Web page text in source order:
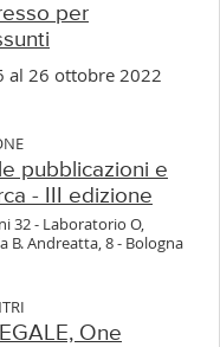
per
al 26 ottobre 2022
pubblicazioni e
- III edizione
O,
B. Andreatta, 8 - Bologna
One